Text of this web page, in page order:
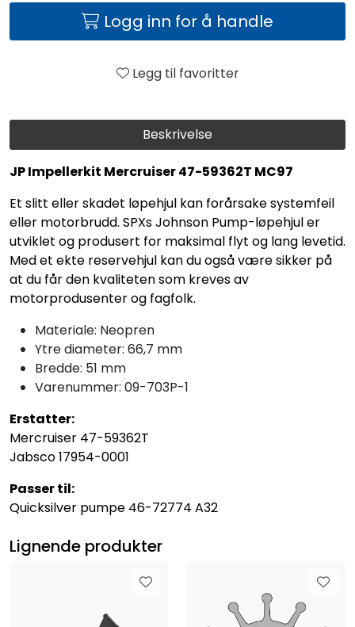
Beskrivelse
JP Impellerkit Mercruiser 47-59362T MC97
Et slitt eller skadet løpehjul kan forårsake systemfeil
eller motorbrudd. SPXs Johnson Pump-løpehjul er
utviklet og produsert for maksimal flyt og lang levetid.
Med et ekte reservehjul kan du også være sikker på
at du får den kvaliteten som kreves av
motorprodusenter og fagfolk.
Materiale: Neopren
Ytre diameter: 66,7 mm
Bredde: 51 mm
Varenummer: 09-703P-1
Erstatter:
Mercruiser 47-59362T
Jabsco 17954-0001
Passer til:
Quicksilver pumpe 46-72774 A32
Logg inn for å handle
Legg til favoritter
Lignende produkter